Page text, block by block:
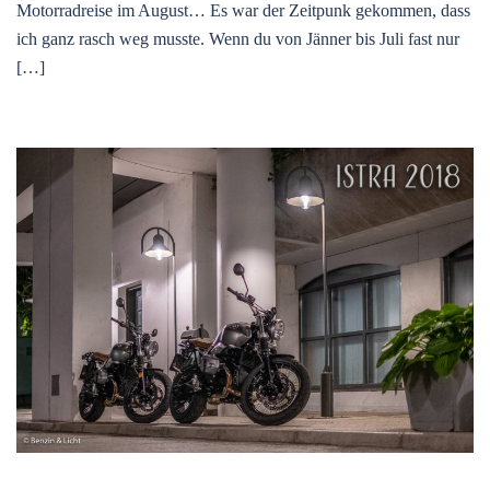
Motorradreise im August… Es war der Zeitpunk gekommen, dass
ich ganz rasch weg musste. Wenn du von Jänner bis Juli fast nur
[…]